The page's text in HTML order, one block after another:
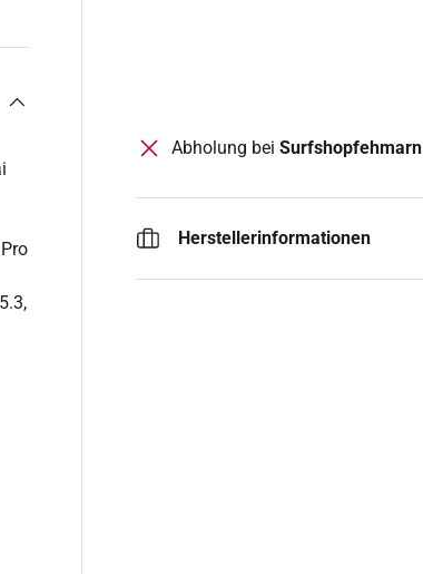
Abholung beiSurfshopfehmarn
Herstellerinformationen